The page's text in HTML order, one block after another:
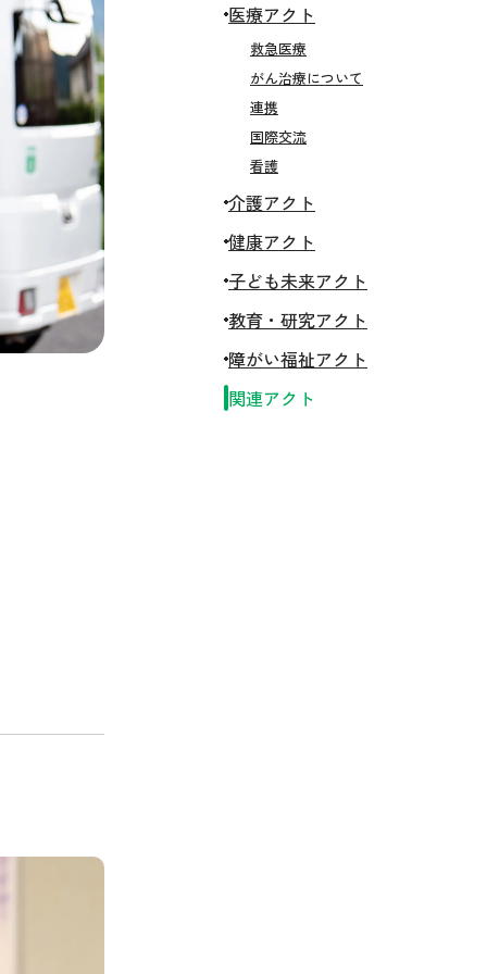
医療アクト
救急医療
がん治療について
連携
国際交流
看護
介護アクト
健康アクト
子ども未来アクト
教育・研究アクト
障がい福祉アクト
関連アクト